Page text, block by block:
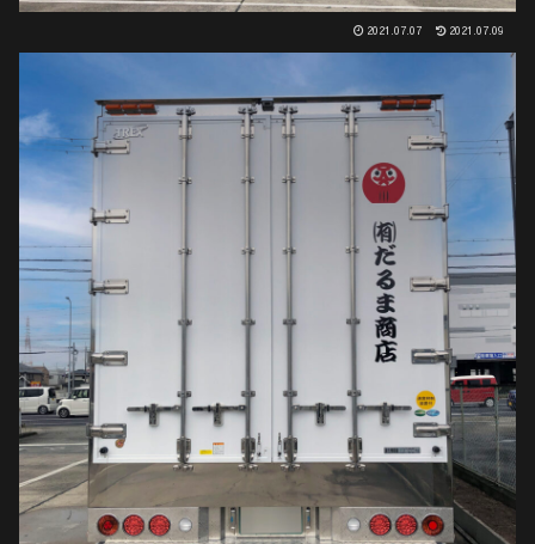
2021.07.07 2021.07.09